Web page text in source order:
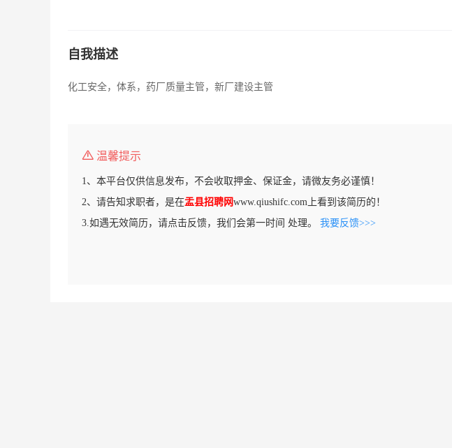
自我描述
化工安全，体系，药厂质量主管，新厂建设主管
温馨提示
1、本平台仅供信息发布，不会收取押金、保证金，请微友务必谨慎！
2、请告知求职者，是在盂县招聘网www.qiushifc.com上看到该简历的！
3.如遇无效简历，请点击反馈，我们会第一时间 处理。 我要反馈>>>